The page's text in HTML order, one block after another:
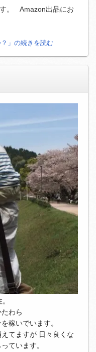
。 Amazon出品にお
」の続きを読む
わら
稼いでいます。
てますが 日々良くな
ています。